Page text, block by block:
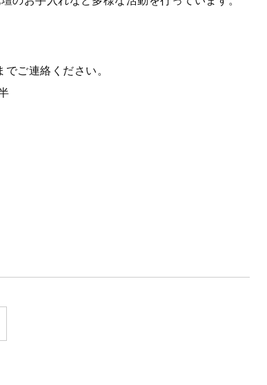
ご連絡ください。